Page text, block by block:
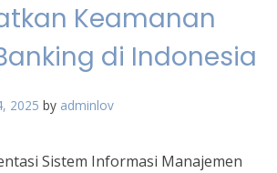
Keamanan
di Indonesia
2025 by adminlov
Sistem Informasi Manajemen